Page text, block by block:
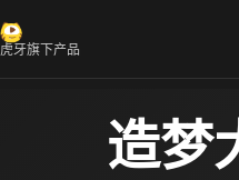
虎牙旗下产品
造梦